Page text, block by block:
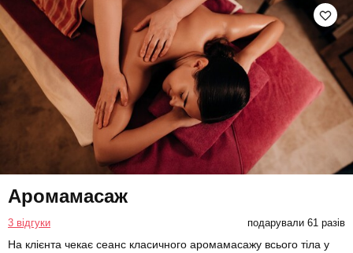
Аромамасаж
3 відгуки подарували 61 разів
На клієнта чекає сеанс класичного аромамасажу всього тіла у